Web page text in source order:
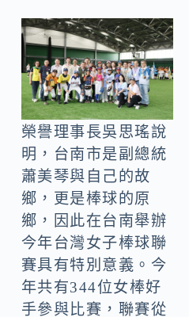
榮譽理事長吳思瑤說
明，台南市是副總統
蕭美琴與自己的故
鄉，更是棒球的原
鄉，因此在台南舉辦
今年台灣女子棒球聯
賽具有特別意義。今
年共有344位女棒好
手參與比賽，聯賽從